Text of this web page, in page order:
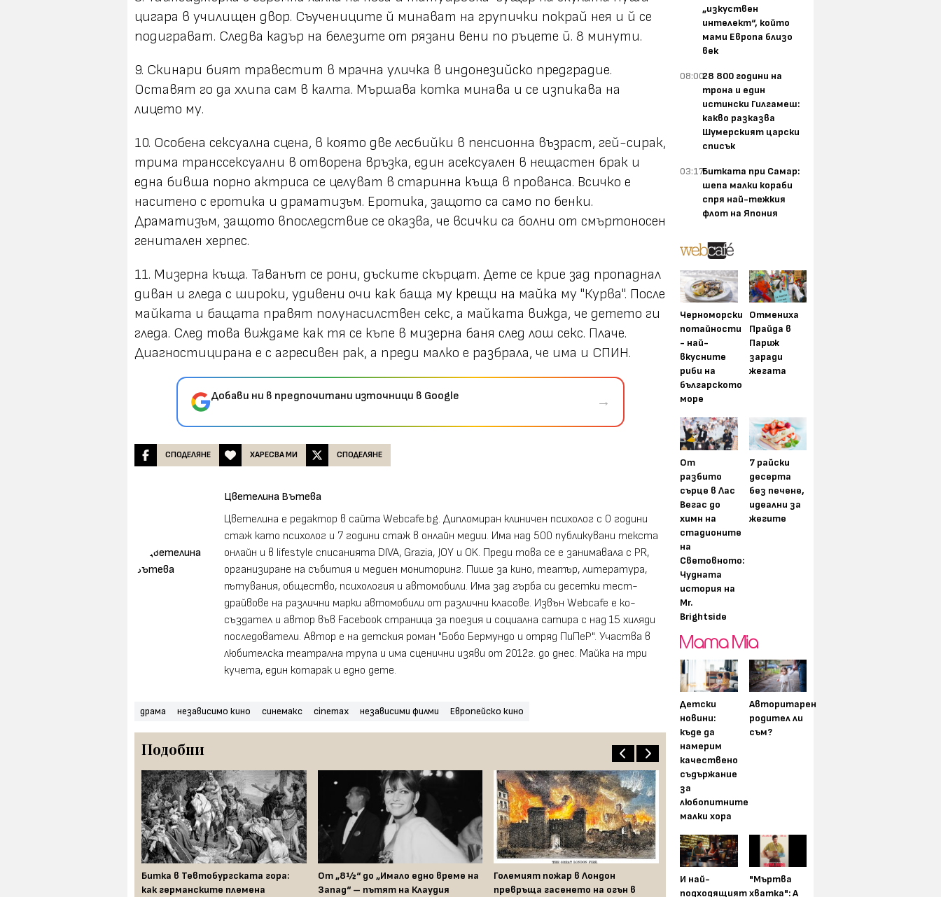
цигара в училищен двор. Съучениците й минават на групички покрай нея и й се
подиграват. Следва кадър на белезите от рязани вени по ръцете й. 8 минути.
9. Скинари бият травестит в мрачна уличка в индонезийско предградие.
Оставят го да хлипа сам в калта. Мършава котка минава и се изпикава на
лицето му.
10. Особена сексуална сцена, в която две лесбийки в пенсионна възраст, гей-сирак,
трима транссексуални в отворена връзка, един асексуален в нещастен брак и
една бивша порно актриса се целуват в старинна къща в прованса. Всичко е
наситено с еротика и драматизъм. Еротика, защото са само по бенки.
Драматизъм, защото впоследствие се оказва, че всички са болни от смъртоносен
генитален херпес.
11. Мизерна къща. Таванът се рони, дъските скърцат. Дете се крие зад пропаднал
диван и гледа с широки, удивени очи как баща му крещи на майка му "Курва". После
майката и бащата правят полунасилствен секс, а майката вижда, че детето ги
гледа. След това виждаме как тя се къпе в мизерна баня след лош секс. Плаче.
Диагностицирана е с агресивен рак, а преди малко е разбрала, че има и СПИН.
Добави ни в предпочитани източници в Google →
СПОДЕЛЯНЕ ХАРЕСВА МИ СПОДЕЛЯНЕ
Цветелина Вътева
Цветелина е редактор в сайта Webcafe.bg. Дипломиран клиничен психолог с 0 години
стаж като психолог и 7 години стаж в онлайн медии. Има над 500 публикувани текста
онлайн и в lifestyle списанията DIVA, Graziа, JOY и OK. Преди това се е занимавала с PR,
организиране на събития и медиен мониторинг. Пише за кино, театър, литература,
пътувания, общество, психология и автомобили. Има зад гърба си десетки тест-
драйвове на различни марки автомобили от различни класове. Извън Webcafe е ко-
създател и автор във Facebook страница за поезия и социална сатира с над 15 хиляди
последователи. Автор е на детския роман "Бобо Бермундо и отряд ПиПеР". Участва в
любителска театрална трупа и има сценични изяви от 2012г. до днес. Майка на три
кучета, един котарак и едно дете.
драма независимо кино синемакс cinemax независими филми Европейско кино
Подобни
Битка в Тевтобургската гора:
как германските племена
От „8½“ до „Имало едно време на
Запад“ – пътят на Клаудия
Големият пожар в Лондон
превръща гасенето на огън в
„изкуствен
интелект“, който
мами Европа близо
век
08:0028 800 години на
трона и един
истински Гилгамеш:
какво разказва
Шумерският царски
списък
03:17Битката при Самар:
шепа малки кораби
спря най-тежкия
флот на Япония
Черноморски
потайности
- най-
вкусните
риби на
българското
море
Отмениха
Прайда в
Париж
заради
жегата
От
разбито
сърце в Лас
Вегас до
химн на
стадионите
на
Световното:
Чудната
история на
Mr.
Brightside
7 райски
десерта
без печене,
идеални за
жегите
Детски
новини:
къде да
намерим
качествено
съдържание
за
любопитните
малки хора
Авторитарен
родител ли
съм?
И най-
подходящият
"Мъртва
хватка": А